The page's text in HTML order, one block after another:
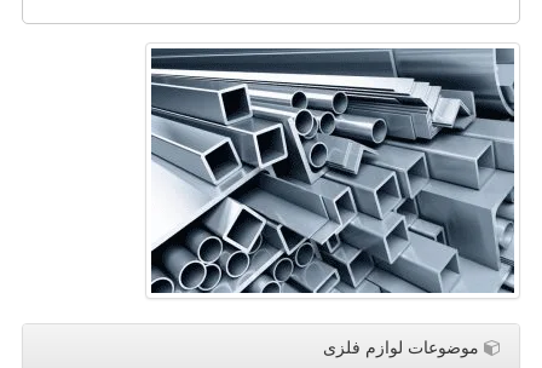
موضوعات لوازم فلزی